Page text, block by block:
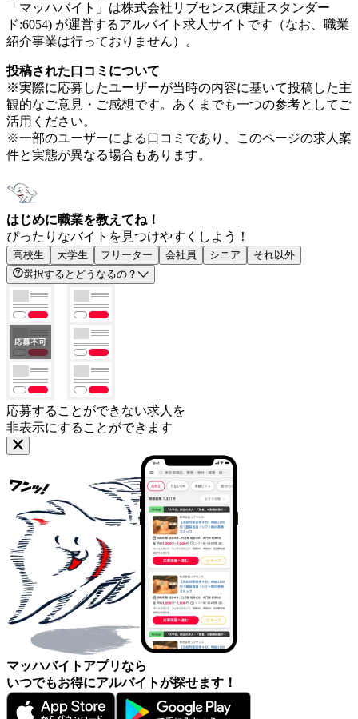
「マッハバイト」は株式会社リブセンス(東証スタンダー
ド:6054) が運営するアルバイト求人サイトです（なお、職業
紹介事業は行っておりません）。
投稿された口コミについて
※実際に応募したユーザーが当時の内容に基いて投稿した主
観的なご意見・ご感想です。あくまでも一つの参考としてご
活用ください。
※一部のユーザーによる口コミであり、このページの求人案
件と実態が異なる場合もあります。
はじめに職業を教えてね！
ぴったりなバイトを見つけやすくしよう！
高校生 大学生 フリーター 会社員 シニア
それ以外
選択するとどうなるの？
応募することができない求人を
非表示にすることができます
マッハバイトアプリなら
いつでもお得にアルバイトが探せます！